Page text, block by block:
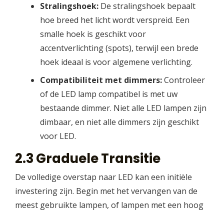
Stralingshoek:De stralingshoek bepaalt
hoe breed het licht wordt verspreid. Een
smalle hoek is geschikt voor
accentverlichting (spots), terwijl een brede
hoek ideaal is voor algemene verlichting.
Compatibiliteit met dimmers:Controleer
of de LED lamp compatibel is met uw
bestaande dimmer. Niet alle LED lampen zijn
dimbaar, en niet alle dimmers zijn geschikt
voor LED.
2.3 Graduele Transitie
De volledige overstap naar LED kan een initiële
investering zijn. Begin met het vervangen van de
meest gebruikte lampen, of lampen met een hoog